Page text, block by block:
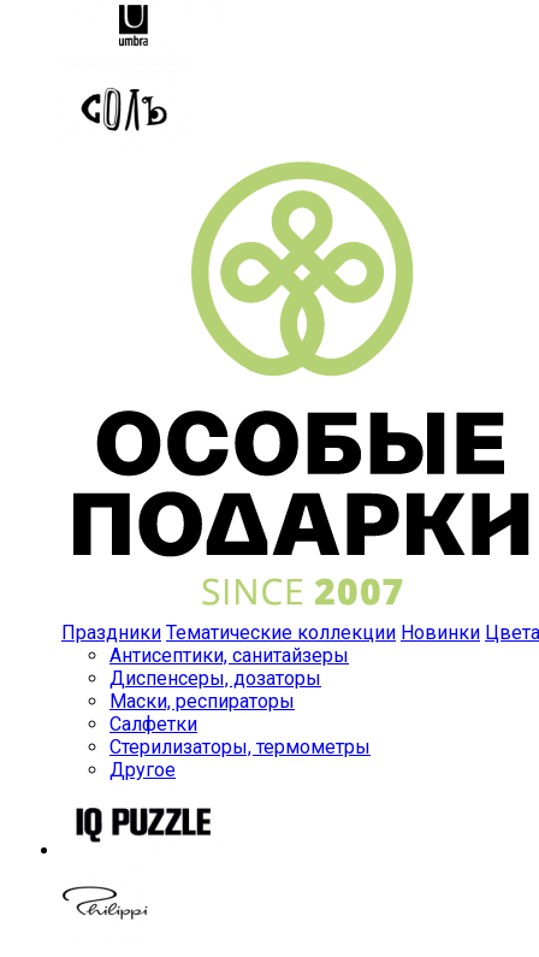
Праздники Тематические коллекции Новинки Цвета
Антисептики, санитайзеры
Диспенсеры, дозаторы
Маски, респираторы
Салфетки
Стерилизаторы, термометры
Другое